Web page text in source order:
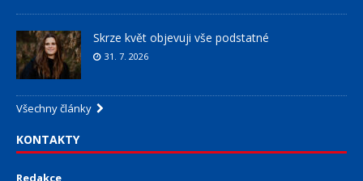
Skrze květ objevuji vše podstatné
31. 7. 2026
Všechny články
KONTAKTY
Redakce